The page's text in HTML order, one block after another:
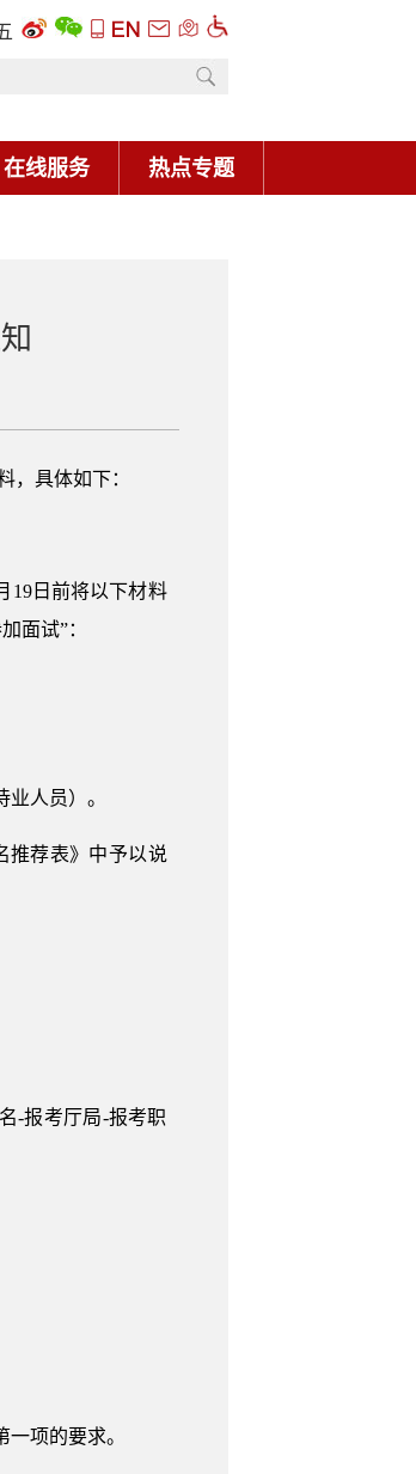
在线服务 热点专题
，具体如下：
19日前将以下材料
面试”：
人员）。
推荐表》中予以说
-报考厅局-报考职
项的要求。